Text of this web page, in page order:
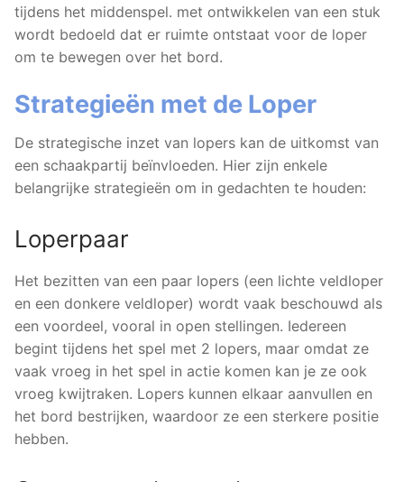
tijdens het middenspel. met ontwikkelen van een stuk
wordt bedoeld dat er ruimte ontstaat voor de loper
om te bewegen over het bord.
Strategieën met de Loper
De strategische inzet van lopers kan de uitkomst van
een schaakpartij beïnvloeden. Hier zijn enkele
belangrijke strategieën om in gedachten te houden:
Loperpaar
Het bezitten van een paar lopers (een lichte veldloper
en een donkere veldloper) wordt vaak beschouwd als
een voordeel, vooral in open stellingen. Iedereen
begint tijdens het spel met 2 lopers, maar omdat ze
vaak vroeg in het spel in actie komen kan je ze ook
vroeg kwijtraken. Lopers kunnen elkaar aanvullen en
het bord bestrijken, waardoor ze een sterkere positie
hebben.